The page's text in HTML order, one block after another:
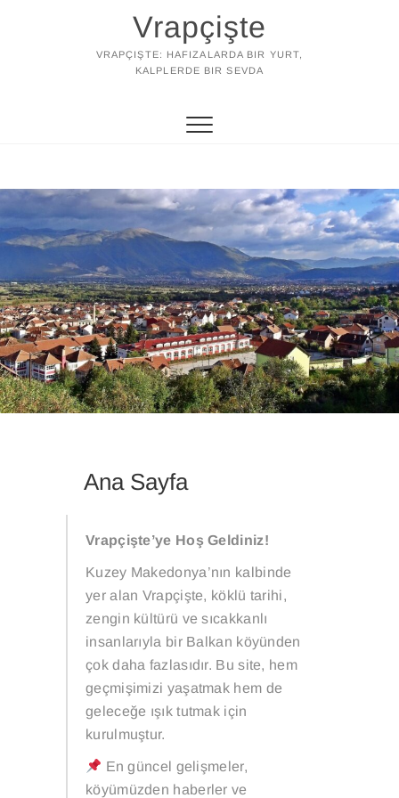
Vrapçişte
VRAPÇIŞTE: HAFIZALARDA BIR YURT,
KALPLERDE BIR SEVDA
Ana Sayfa
Vrapçişte’ye Hoş Geldiniz!
Kuzey Makedonya’nın kalbinde
yer alan Vrapçişte, köklü tarihi,
zengin kültürü ve sıcakkanlı
insanlarıyla bir Balkan köyünden
çok daha fazlasıdır. Bu site, hem
geçmişimizi yaşatmak hem de
geleceğe ışık tutmak için
kurulmuştur.
En güncel gelişmeler,
köyümüzden haberler ve